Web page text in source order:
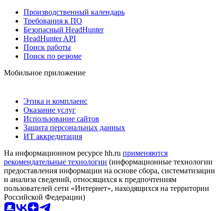
Производственный календарь
Требования к ПО
Безопасный HeadHunter
HeadHunter API
Поиск работы
Поиск по резюме
Мобильное приложение
Этика и комплаенс
Оказание услуг
Использование сайтов
Защита персональных данных
ИТ аккредитация
На информационном ресурсе hh.ru применяются
рекомендательные технологии (информационные технологии
предоставления информации на основе сбора, систематизации
и анализа сведений, относящихся к предпочтениям
пользователей сети «Интернет», находящихся на территории
Российской Федерации)